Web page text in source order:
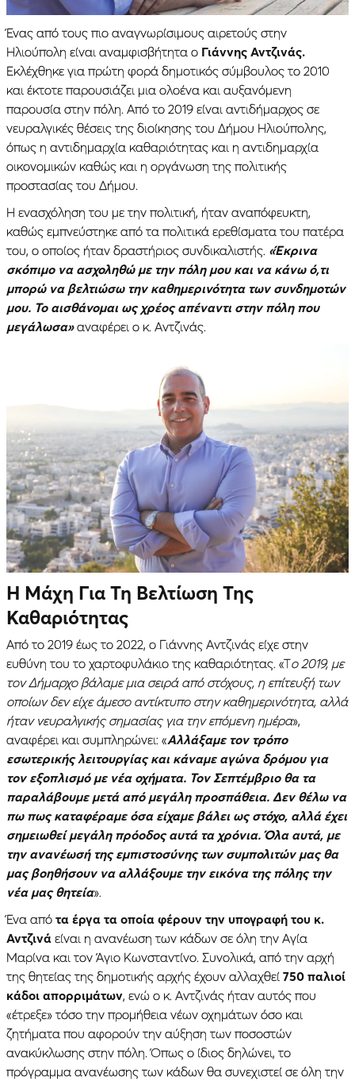
Ένας από τους πιο αναγνωρίσιμους αιρετούς στην
Ηλιούπολη είναι αναμφισβήτητα ο Γιάννης Αντζινάς.
Εκλέχθηκε για πρώτη φορά δημοτικός σύμβουλος το 2010
και έκτοτε παρουσιάζει μια ολοένα και αυξανόμενη
παρουσία στην πόλη. Από το 2019 είναι αντιδήμαρχος σε
νευραλγικές θέσεις της διοίκησης του Δήμου Ηλιούπολης,
όπως η αντιδημαρχία καθαριότητας και η αντιδημαρχία
οικονομικών καθώς και η οργάνωση της πολιτικής
προστασίας του Δήμου.
Η ενασχόληση του με την πολιτική, ήταν αναπόφευκτη,
καθώς εμπνεύστηκε από τα πολιτικά ερεθίσματα του πατέρα
του, ο οποίος ήταν δραστήριος συνδικαλιστής. «Έκρινα
σκόπιμο να ασχοληθώ με την πόλη μου και να κάνω ό,τι
μπορώ να βελτιώσω την καθημερινότητα των συνδημοτών
μου. Το αισθάνομαι ως χρέος απέναντι στην πόλη που
μεγάλωσα»αναφέρει ο κ. Αντζινάς.
Η Μάχη Για Τη Βελτίωση Της
Καθαριότητας
Από το 2019 έως το 2022, ο Γιάννης Αντζινάς είχε στην
ευθύνη του το χαρτοφυλάκιο της καθαριότητας. «Το 2019, με
τον Δήμαρχο βάλαμε μια σειρά από στόχους, η επίτευξή των
οποίων δεν είχε άμεσο αντίκτυπο στην καθημερινότητα, αλλά
ήταν νευραλγικής σημασίας για την επόμενη ημέρα»,
αναφέρει και συμπληρώνει: «Αλλάξαμε τον τρόπο
εσωτερικής λειτουργίας και κάναμε αγώνα δρόμου για
τον εξοπλισμό με νέα οχήματα. Τον Σεπτέμβριο θα τα
παραλάβουμε μετά από μεγάλη προσπάθεια. Δεν θέλω να
πω πως καταφέραμε όσα είχαμε βάλει ως στόχο, αλλά έχει
σημειωθεί μεγάλη πρόοδος αυτά τα χρόνια. Όλα αυτά, με
την ανανέωσή της εμπιστοσύνης των συμπολιτών μας θα
μας βοηθήσουν να αλλάξουμε την εικόνα της πόλης την
νέα μας θητεία».
Ένα από τα έργα τα οποία φέρουν την υπογραφή του κ.
Αντζινά είναι η ανανέωση των κάδων σε όλη την Αγία
Μαρίνα και τον Άγιο Κωνσταντίνο. Συνολικά, από την αρχή
της θητείας της δημοτικής αρχής έχουν αλλαχθεί 750 παλιοί
κάδοι απορριμάτων, ενώ ο κ. Αντζινάς ήταν αυτός που
«έτρεξε» τόσο την προμήθεια νέων οχημάτων όσο και
ζητήματα που αφορούν την αύξηση των ποσοστών
ανακύκλωσης στην πόλη. Όπως ο ίδιος δηλώνει, το
πρόγραμμα ανανέωσης των κάδων θα συνεχιστεί σε όλη την